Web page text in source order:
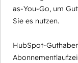
as-You-Go, um
Sie es nutzen.
HubSpot-